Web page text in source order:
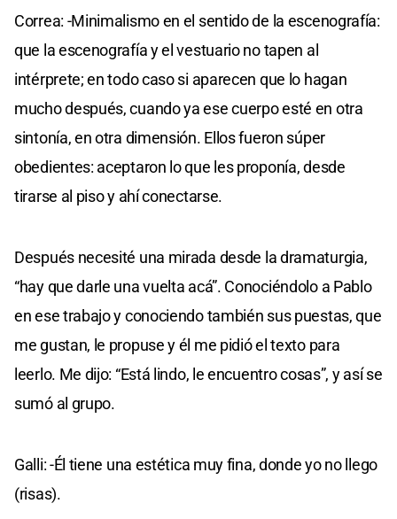
Correa: -Minimalismo en el sentido de la escenografía:
que la escenografía y el vestuario no tapen al
intérprete; en todo caso si aparecen que lo hagan
mucho después, cuando ya ese cuerpo esté en otra
sintonía, en otra dimensión. Ellos fueron súper
obedientes: aceptaron lo que les proponía, desde
tirarse al piso y ahí conectarse.
Después necesité una mirada desde la dramaturgia,
“hay que darle una vuelta acá”. Conociéndolo a Pablo
en ese trabajo y conociendo también sus puestas, que
me gustan, le propuse y él me pidió el texto para
leerlo. Me dijo: “Está lindo, le encuentro cosas”, y así se
sumó al grupo.
Galli: -Él tiene una estética muy fina, donde yo no llego
(risas).